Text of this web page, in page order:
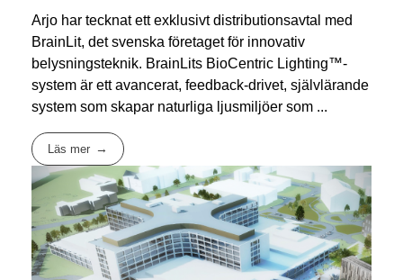
Arjo har tecknat ett exklusivt distributionsavtal med
BrainLit, det svenska företaget för innovativ
belysningsteknik. BrainLits BioCentric Lighting™-
system är ett avancerat, feedback-drivet, självlärande
system som skapar naturliga ljusmiljöer som ...
Läs mer